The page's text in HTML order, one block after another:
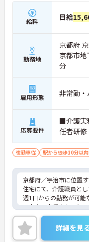
給料 日給
勤務地
京都府
京都市
分
雇用形態 非常勤・
応募要件
■介護実
任者研
夜勤専従 駅から徒歩10分以内
京都府／宇治市に位置
住宅にて、介護職員と
週1日からの勤務が可能
い方や、夜働きたいと
っております！是非資
てみませんか？ご興味
えしますので、お気軽
詳細を見